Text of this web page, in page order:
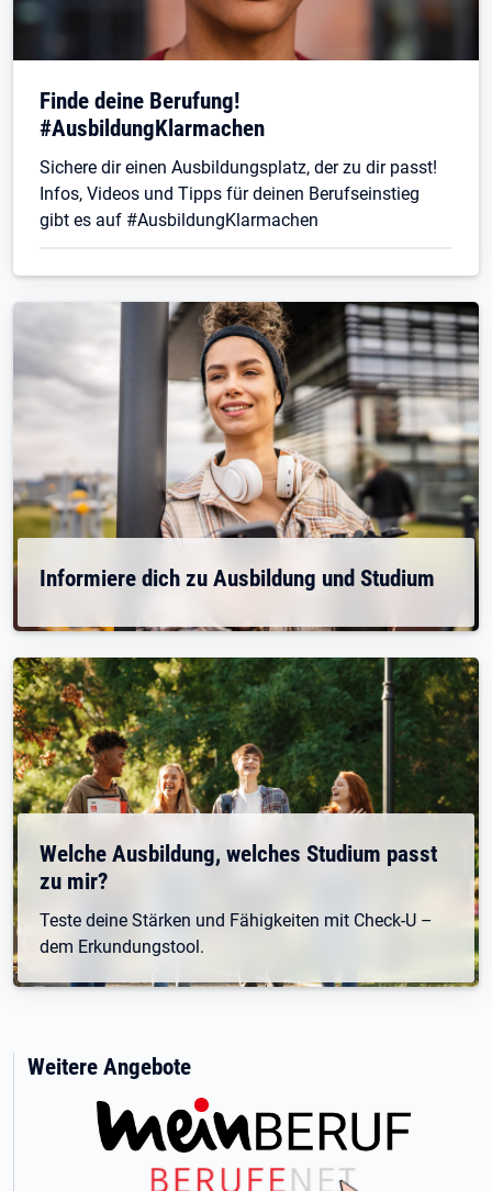
Finde deine Berufung!
#AusbildungKlarmachen
Sichere dir einen Ausbildungsplatz, der zu dir passt!
Infos, Videos und Tipps für deinen Berufseinstieg
gibt es auf #AusbildungKlarmachen
Informiere dich zu Ausbildung und Studium
Welche Ausbildung, welches Studium passt
zu mir?
Teste deine Stärken und Fähigkeiten mit Check-U –
dem Erkundungstool.
Weitere Angebote